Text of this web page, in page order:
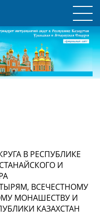
В РЕСПУБЛИКЕ
И
ВСЕЧЕСТНОМУ
МОНАШЕСТВУ И
КАЗАХСТАН